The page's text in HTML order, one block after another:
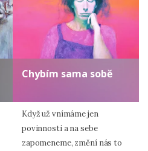
Chybím sama sobě
Když už vnímáme jen
povinnosti a na sebe
zapomeneme, změní nás to